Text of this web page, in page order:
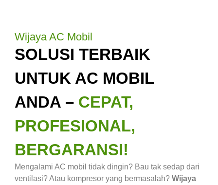
Wijaya AC Mobil
SOLUSI TERBAIK
UNTUK AC MOBIL
ANDA – CEPAT,
PROFESIONAL,
BERGARANSI!
Mengalami AC mobil tidak dingin? Bau tak sedap dari
ventilasi? Atau kompresor yang bermasalah? Wijaya